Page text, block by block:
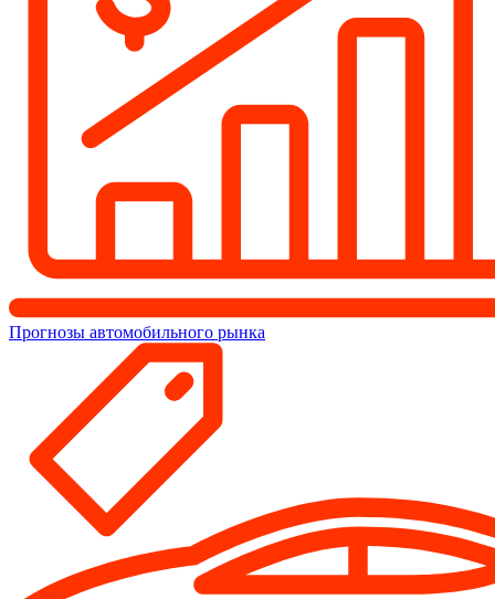
Прогнозы автомобильного рынка